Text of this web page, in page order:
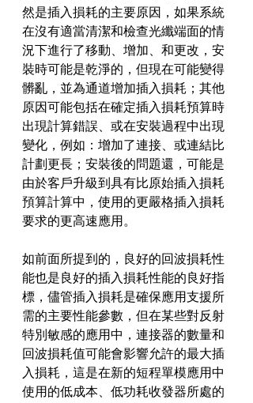
然是插入損耗的主要原因，如果系統
在沒有適當清潔和檢查光纖端面的情
況下進行了移動、增加、和更改，安
裝時可能是乾淨的，但現在可能變得
髒亂，並為通道增加插入損耗；其他
原因可能包括在確定插入損耗預算時
出現計算錯誤、或在安裝過程中出現
變化，例如：增加了連接、或連結比
計劃更長；安裝後的問題還，可能是
由於客戶升級到具有比原始插入損耗
預算計算中，使用的更嚴格插入損耗
要求的更高速應用。
如前面所提到的，良好的回波損耗性
能也是良好的插入損耗性能的良好指
標，儘管插入損耗是確保應用支援所
需的主要性能參數，但在某些對反射
特別敏感的應用中，連接器的數量和
回波損耗值可能會影響允許的最大插
入損耗，這是在新的短程單模應用中
使用的低成本、低功耗收發器所處的